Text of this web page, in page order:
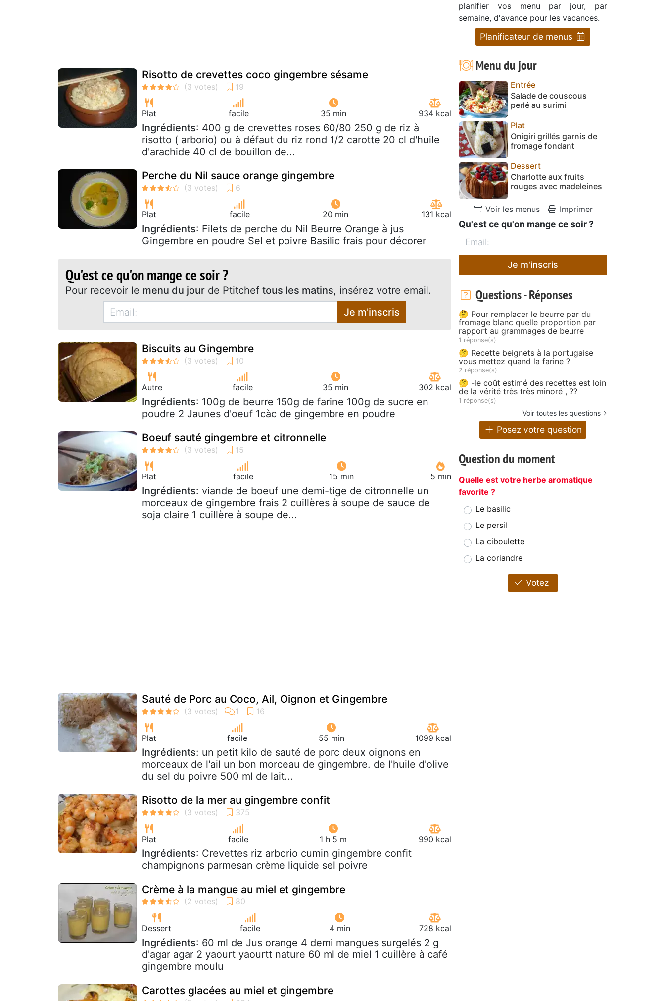
Risotto de crevettes coco gingembre sésame
Plat facile 35 min 934 kcal
Ingrédients: 400 g de crevettes roses 60/80 250 g de riz à
risotto ( arborio) ou à défaut du riz rond 1/2 carotte 20 cl d'huile
d'arachide 40 cl de bouillon de...
Perche du Nil sauce orange gingembre
Plat facile 20 min 131 kcal
Ingrédients: Filets de perche du Nil Beurre Orange à jus
Gingembre en poudre Sel et poivre Basilic frais pour décorer
Qu'est ce qu'on mange ce soir ?
Pour recevoir le menu du jour de Ptitchef tous les matins, insérez votre email.
Je m'inscris
Biscuits au Gingembre
Autre facile 35 min 302 kcal
Ingrédients: 100g de beurre 150g de farine 100g de sucre en
poudre 2 Jaunes d'oeuf 1càc de gingembre en poudre
Boeuf sauté gingembre et citronnelle
Plat facile 15 min 5 min
Ingrédients: viande de boeuf une demi-tige de citronnelle un
morceaux de gingembre frais 2 cuillères à soupe de sauce de
soja claire 1 cuillère à soupe de...
Sauté de Porc au Coco, Ail, Oignon et Gingembre
Plat facile 55 min 1099 kcal
Ingrédients: un petit kilo de sauté de porc deux oignons en
morceaux de l'ail un bon morceau de gingembre. de l'huile d'olive
du sel du poivre 500 ml de lait...
Risotto de la mer au gingembre confit
Plat facile 1 h 5 m 990 kcal
Ingrédients: Crevettes riz arborio cumin gingembre confit
champignons parmesan crème liquide sel poivre
Crème à la mangue au miel et gingembre
Dessert facile 4 min 728 kcal
Ingrédients: 60 ml de Jus orange 4 demi mangues surgelés 2 g
d'agar agar 2 yaourt yaourtt nature 60 ml de miel 1 cuillère à café
gingembre moulu
Carottes glacées au miel et gingembre
planifier vos menu par jour, par
semaine, d'avance pour les vacances.
Planificateur de menus
Menu du jour
Entrée
Salade de couscous
perlé au surimi
Plat
Onigiri grillés garnis de
fromage fondant
Dessert
Charlotte aux fruits
rouges avec madeleines
Voir les menus Imprimer
Qu'est ce qu'on mange ce soir ?
Je m'inscris
Questions - Réponses
🤔 Pour remplacer le beurre par du
fromage blanc quelle proportion par
rapport au grammages de beurre
1 réponse(s)
🤔 Recette beignets à la portugaise
vous mettez quand la farine ?
2 réponse(s)
🤔 -le coût estimé des recettes est loin
de la vérité très très minoré , ??
1 réponse(s)
Voir toutes les questions
Posez votre question
Question du moment
Quelle est votre herbe aromatique
favorite ?
Le basilic
Le persil
La ciboulette
La coriandre
Votez